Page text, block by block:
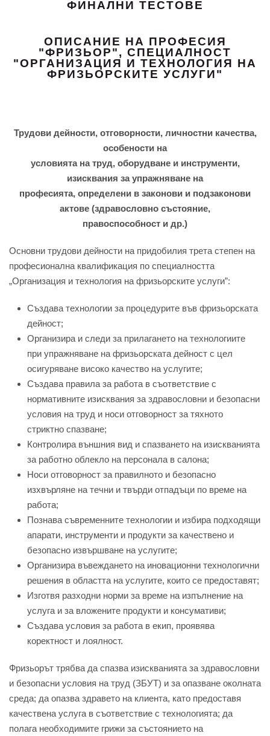
ФИНАЛНИ ТЕСТОВЕ
ОПИСАНИЕ НА ПРОФЕСИЯ
"ФРИЗЬОР", СПЕЦИАЛНОСТ
"ОРГАНИЗАЦИЯ И ТЕХНОЛОГИЯ НА
ФРИЗЬОРСКИТЕ УСЛУГИ"
Трудови дейности, отговорности, личностни качества,
особености на
условията на труд, оборудване и инструменти,
изисквания за упражняване на
професията, определени в законови и подзаконови
актове (здравословно състояние,
правоспособност и др.)
Основни трудови дейности на придобилия трета степен на
професионална квалификация по специалността
„Организация и технология на фризьорските услуги”:
Създава технологии за процедурите във фризьорската
дейност;
Организира и следи за прилагането на технологиите
при упражняване на фризьорската дейност с цел
осигуряване високо качество на услугите;
Създава правила за работа в съответствие с
нормативните изисквания за здравословни и безопасни
условия на труд и носи отговорност за тяхното
стриктно спазване;
Контролира външния вид и спазването на изискванията
за работно облекло на персонала в салона;
Носи отговорност за правилното и безопасно
изхвърляне на течни и твърди отпадъци по време на
работа;
Познава съвременните технологии и избира подходящи
апарати, инструменти и продукти за качествено и
безопасно извършване на услугите;
Организира въвеждането на иновационни технологични
решения в областта на услугите, които се предоставят;
Изготвя разходни норми за време на изпълнение на
услуга и за вложените продукти и консумативи;
Създава условия за работа в екип, проявява
коректност и лоялност.
Фризьорът трябва да спазва изискванията за здравословни
и безопасни условия на труд (ЗБУТ) и за опазване околната
среда; да опазва здравето на клиента, като предоставя
качествена услуга в съответствие с технологията; да
полага необходимите грижи за състоянието на